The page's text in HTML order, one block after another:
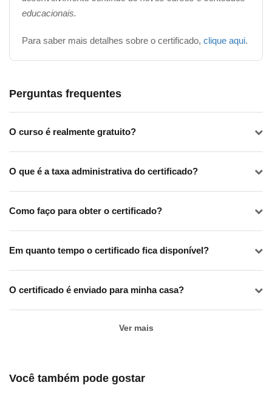
educacionais.
Para saber mais detalhes sobre o certificado, clique aqui.
Perguntas frequentes
O curso é realmente gratuito?
O que é a taxa administrativa do certificado?
Como faço para obter o certificado?
Em quanto tempo o certificado fica disponível?
O certificado é enviado para minha casa?
Ver mais
Você também pode gostar